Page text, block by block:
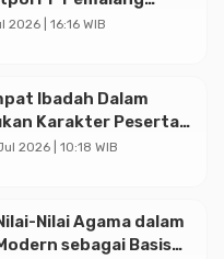
Negeri 5 Comal
2026 | 16:16 WIB
Ibadah Dalam
Karakter Peserta
Filsafat
2026 | 10:18 WIB
Nilai Agama dalam
sebagai Basis